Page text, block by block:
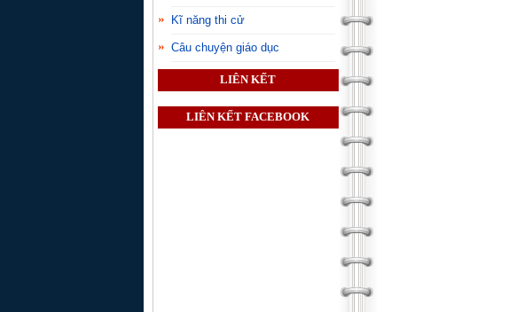
Kĩ năng thi cử
Câu chuyện giáo dục
LIÊN KẾT
LIÊN KẾT FACEBOOK